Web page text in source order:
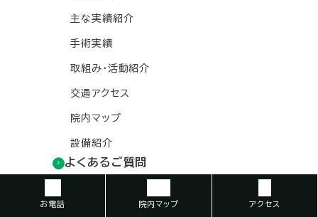
お電話 院内マップ アクセス
主な実績紹介
手術実績
取組み・活動紹介
交通アクセス
院内マップ
設備紹介
よくあるご質問